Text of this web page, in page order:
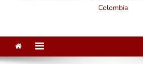
Colombia